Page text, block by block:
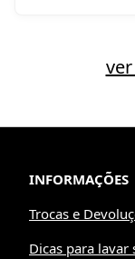
INFORMAÇÕES
Trocas e
Dicas para lavar